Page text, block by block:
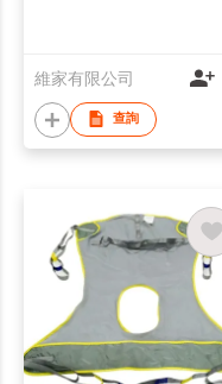
維家有限公司
查詢